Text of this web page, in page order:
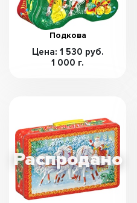
Подкова
Цена: 1 530 руб.
1 000 г.